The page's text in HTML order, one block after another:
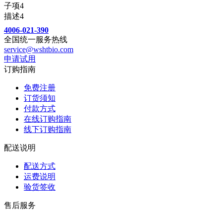
子项4
描述4
4006-021-390
全国统一服务热线
service@wshtbio.com
申请试用
订购指南
免费注册
订货须知
付款方式
在线订购指南
线下订购指南
配送说明
配送方式
运费说明
验货签收
售后服务